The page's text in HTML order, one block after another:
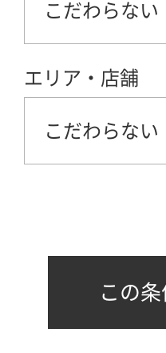
こだわらない
エリア・店舗
こだわらない
この